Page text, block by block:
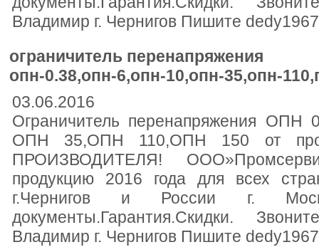
Владимир г. Чернигов Пишите
ограничитель перенапряжения
опн-0.38,опн-6,опн-10,опн-35,опн-
03.06.2016
Ограничитель перенапряжения
ОПН 35,ОПН 110,ОПН 150 от
ПРОИЗВОДИТЕЛЯ!
продукцию 2016 года для всех
г.Чернигов и России г.
документы.Гарантия.Скидки.
Владимир г. Чернигов Пишите